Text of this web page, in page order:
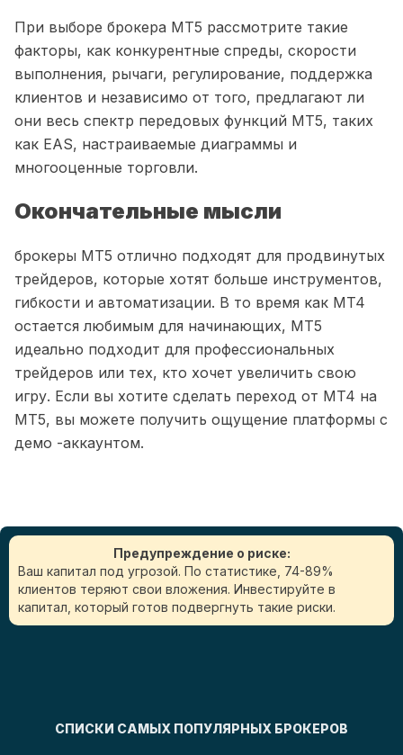
При выборе брокера MT5 рассмотрите такие
факторы, как конкурентные спреды, скорости
выполнения, рычаги, регулирование, поддержка
клиентов и независимо от того, предлагают ли
они весь спектр передовых функций MT5, таких
как EAS, настраиваемые диаграммы и
многооценные торговли.
Окончательные мысли
брокеры MT5 отлично подходят для продвинутых
трейдеров, которые хотят больше инструментов,
гибкости и автоматизации. В то время как MT4
остается любимым для начинающих, MT5
идеально подходит для профессиональных
трейдеров или тех, кто хочет увеличить свою
игру. Если вы хотите сделать переход от MT4 на
MT5, вы можете получить ощущение платформы с
демо -аккаунтом.
Предупреждение о риске:
Ваш капитал под угрозой. По статистике, 74-89%
клиентов теряют свои вложения. Инвестируйте в
капитал, который готов подвергнуть такие риски.
СПИСКИ САМЫХ ПОПУЛЯРНЫХ БРОКЕРОВ